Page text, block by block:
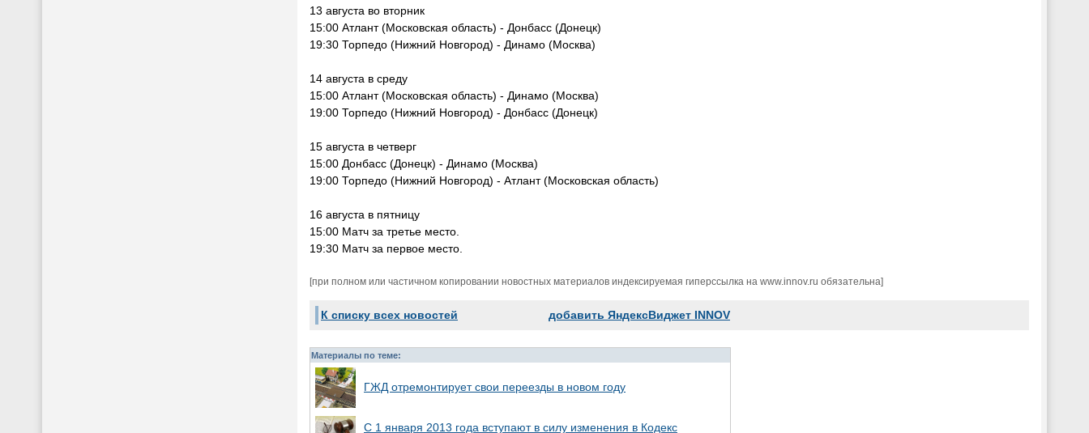
13 августа во вторник
15:00 Атлант (Московская область) - Донбасс (Донецк)
19:30 Торпедо (Нижний Новгород) - Динамо (Москва)
14 августа в среду
15:00 Атлант (Московская область) - Динамо (Москва)
19:00 Торпедо (Нижний Новгород) - Донбасс (Донецк)
15 августа в четверг
15:00 Донбасс (Донецк) - Динамо (Москва)
19:00 Торпедо (Нижний Новгород) - Атлант (Московская область)
16 августа в пятницу
15:00 Матч за третье место.
19:30 Матч за первое место.
[при полном или частичном копировании новостных материалов индексируемая гиперссылка на www.innov.ru обязательна]
К списку всех новостей добавить ЯндексВиджет INNOV
Материалы по теме:
ГЖД отремонтирует свои переезды в новом году
С 1 января 2013 года вступают в силу изменения в Кодекс